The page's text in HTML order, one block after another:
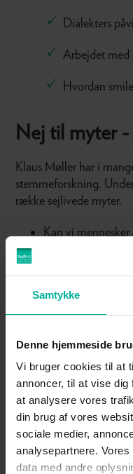
Samtykke
Denne hjemmeside
Vi bruger cookies til at
annoncer, til at vise
at analysere vores
din brug af vores
sociale medier,
analysepartnere.
data med andre
Dialekters
Arbejdet
Hvordan
Nej til myter
Klaus Møller har i
stemmeforskning.
række sejlivede myter.
Kan vi
Hjælper det på
drikker en masse
hæs stemme?
Kan man virkelig
Klaus Møller fortæller
forberede dig, inden
en anden form for